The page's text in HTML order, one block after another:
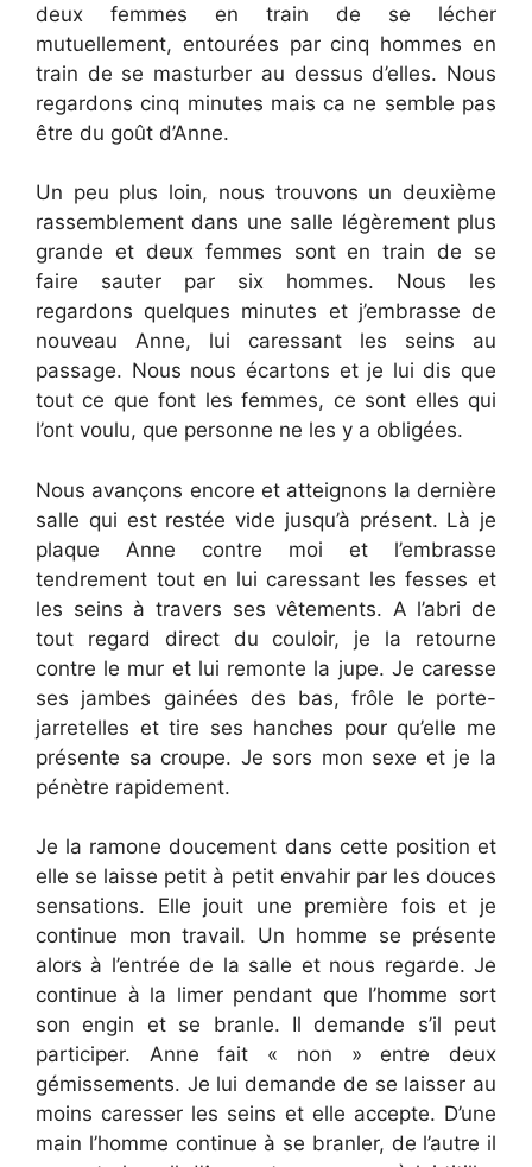
deux femmes en train de se lécher
mutuellement, entourées par cinq hommes en
train de se masturber au dessus d’elles. Nous
regardons cinq minutes mais ca ne semble pas
être du goût d’Anne.
Un peu plus loin, nous trouvons un deuxième
rassemblement dans une salle légèrement plus
grande et deux femmes sont en train de se
faire sauter par six hommes. Nous les
regardons quelques minutes et j’embrasse de
nouveau Anne, lui caressant les seins au
passage. Nous nous écartons et je lui dis que
tout ce que font les femmes, ce sont elles qui
l’ont voulu, que personne ne les y a obligées.
Nous avançons encore et atteignons la dernière
salle qui est restée vide jusqu’à présent. Là je
plaque Anne contre moi et l’embrasse
tendrement tout en lui caressant les fesses et
les seins à travers ses vêtements. A l’abri de
tout regard direct du couloir, je la retourne
contre le mur et lui remonte la jupe. Je caresse
ses jambes gainées des bas, frôle le porte-
jarretelles et tire ses hanches pour qu’elle me
présente sa croupe. Je sors mon sexe et je la
pénètre rapidement.
Je la ramone doucement dans cette position et
elle se laisse petit à petit envahir par les douces
sensations. Elle jouit une première fois et je
continue mon travail. Un homme se présente
alors à l’entrée de la salle et nous regarde. Je
continue à la limer pendant que l’homme sort
son engin et se branle. Il demande s’il peut
participer. Anne fait « non » entre deux
gémissements. Je lui demande de se laisser au
moins caresser les seins et elle accepte. D’une
main l’homme continue à se branler, de l’autre il